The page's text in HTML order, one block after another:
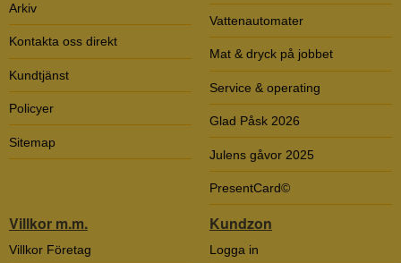
Arkiv
Kontakta oss direkt
Kundtjänst
Policyer
Sitemap
Vattenautomater
Mat & dryck på jobbet
Service & operating
Glad Påsk 2026
Julens gåvor 2025
PresentCard©
Villkor m.m.
Villkor Företag
Kundzon
Logga in